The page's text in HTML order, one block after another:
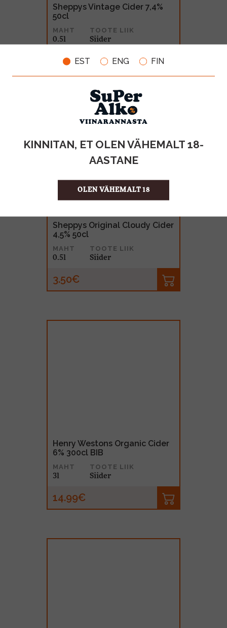
EST ENG FIN
KINNITAN, ET OLEN VÄHEMALT 18-
AASTANE
OLEN VÄHEMALT 18
Sheppys Vintage Cider 7,4%
50cl
MAHT
0.5l
TOOTE LIIK
Siider
4.50€
Sheppys Original Cloudy Cider
4,5% 50cl
MAHT
0.5l
TOOTE LIIK
Siider
3.50€
Henry Westons Organic Cider
6% 300cl BIB
MAHT
3l
TOOTE LIIK
Siider
14.99€